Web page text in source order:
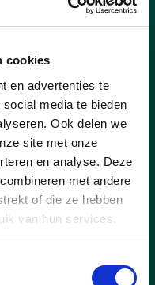
cookies
en advertenties te
media te bieden
Ook delen we
site met onze
en analyse. Deze
met andere
of die ze hebben
van hun services.